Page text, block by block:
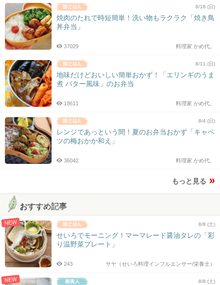
8/18 (日)
焼肉のたれで時短簡単！洗い物もラクラク「焼き鳥
丼弁当」
料理家 かめ代。
37029
8/11 (日)
地味だけどおいしい簡単おかず！「エリンギのうま
煮 バター風味」のお弁当
料理家 かめ代。
18611
8/4 (日)
レンジであっという間！夏のお弁当おかず「キャベ
ツの梅おかか和え」
料理家 かめ代。
36042
もっと見る
おすすめ記事
NEW 8/8 (土)
せいろでモーニング！マーマレード醤油タレの「彩
り温野菜プレート」
サヤ（せいろ料理インフルエンサー/栄養士）
243
NEW 8/8 (土)